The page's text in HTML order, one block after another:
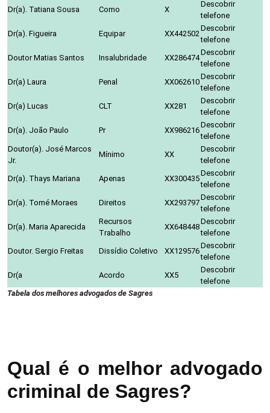
Dr(a). Tatiana Sousa
Como X
Descobrir
telefone
Dr(a). Figueira
Equipar XX442502
Descobrir
telefone
Doutor Matias Santos
Insalubridade XX286474
Descobrir
telefone
Dr(a) Laura
Penal XX062610
Descobrir
telefone
Dr(a) Lucas
CLT XX281
Descobrir
telefone
Dr(a). João Paulo
Pr XX986216
Descobrir
telefone
Doutor(a). José Marcos
Jr.
Mínimo XX
Descobrir
telefone
Dr(a). Thays Mariana
Apenas XX300435
Descobrir
telefone
Dr(a). Tomé Moraes
Direitos XX293797
Descobrir
telefone
Dr(a). Maria Aparecida
Recursos
Trabalho
XX648448
Descobrir
telefone
Doutor. Sergio Freitas
Dissídio Coletivo XX129576
Descobrir
telefone
Dr(a
Acordo XX5
Descobrir
telefone
Tabela dos melhores advogados de Sagres
Qual é o melhor advogado
criminal de Sagres?